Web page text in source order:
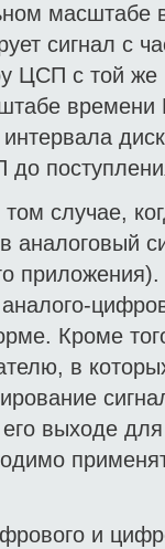
сигнал с
ЦСП с той же
времени
до
случае,
аналоговый
Кроме
в
выходе
и